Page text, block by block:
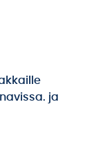
ja